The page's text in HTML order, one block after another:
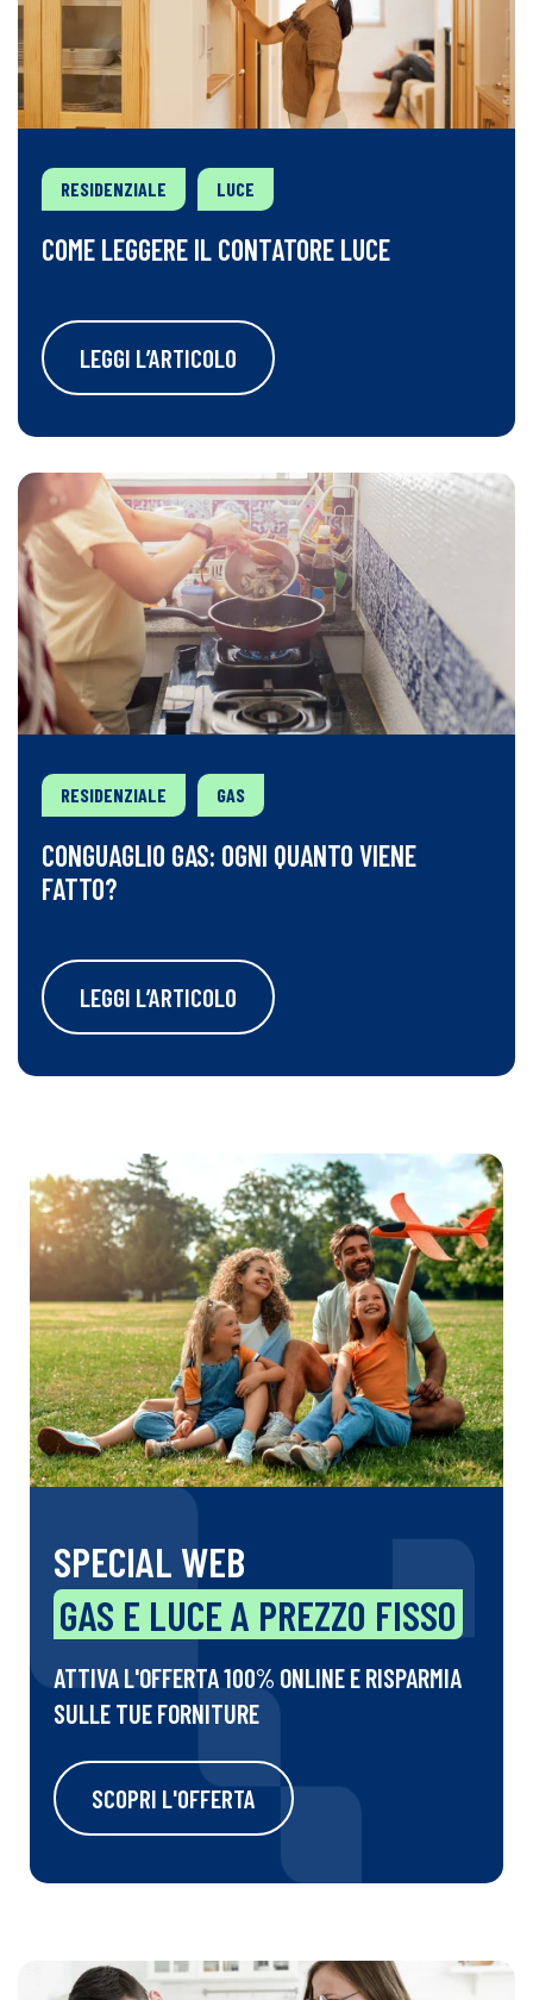
RESIDENZIALE LUCE
COME LEGGERE IL CONTATORE LUCE
LEGGI L’ARTICOLO
RESIDENZIALE GAS
CONGUAGLIO GAS: OGNI QUANTO VIENE
FATTO?
LEGGI L’ARTICOLO
SPECIAL WEB
GAS E LUCE A PREZZO FISSO
ATTIVA L'OFFERTA 100% ONLINE E RISPARMIA
SULLE TUE FORNITURE
SCOPRI L'OFFERTA